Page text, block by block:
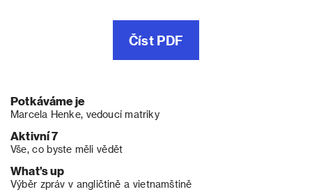
Číst PDF
Potkáváme je
Marcela Henke, vedoucí matriky
Aktivní 7
Vše, co byste měli vědět
What’s up
Výběr zpráv v angličtině a vietnamštině